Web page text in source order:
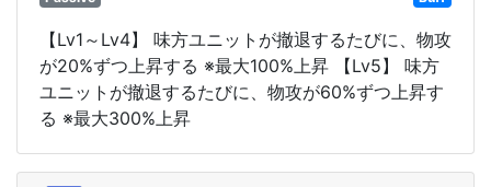
【Lv1～Lv4】 味方ユニットが撤退するたびに、物攻
が20%ずつ上昇する ※最大100%上昇 【Lv5】 味方
ユニットが撤退するたびに、物攻が60%ずつ上昇す
る ※最大300%上昇